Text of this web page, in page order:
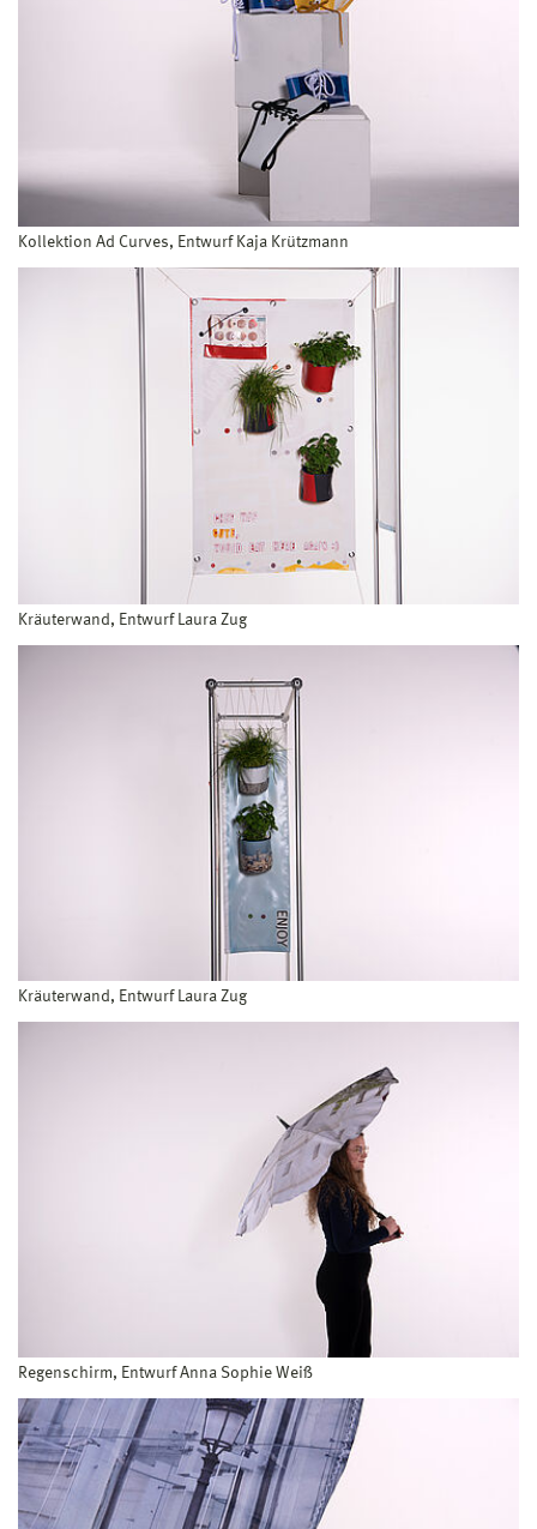
Kollektion Ad Curves, Entwurf Kaja Krützmann
Kräuterwand, Entwurf Laura Zug
Kräuterwand, Entwurf Laura Zug
Regenschirm, Entwurf Anna Sophie Weiß